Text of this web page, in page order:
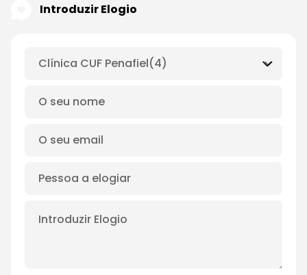
Introduzir Elogio